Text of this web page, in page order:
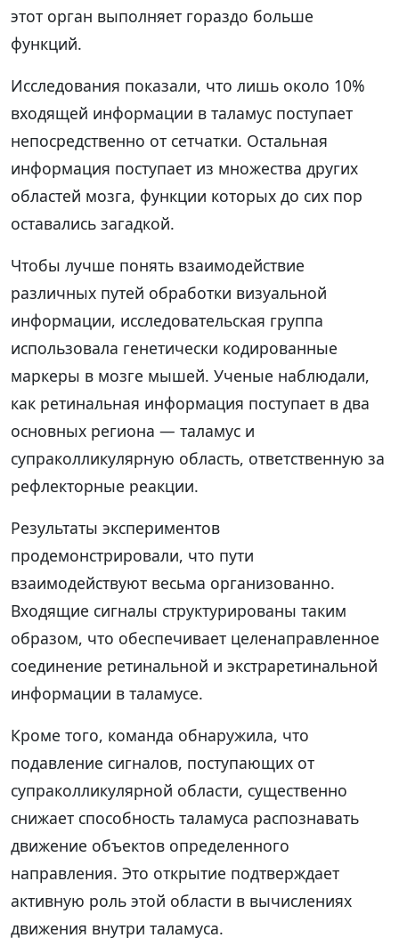
этот орган выполняет гораздо больше
функций.
Исследования показали, что лишь около 10%
входящей информации в таламус поступает
непосредственно от сетчатки. Остальная
информация поступает из множества других
областей мозга, функции которых до сих пор
оставались загадкой.
Чтобы лучше понять взаимодействие
различных путей обработки визуальной
информации, исследовательская группа
использовала генетически кодированные
маркеры в мозге мышей. Ученые наблюдали,
как ретинальная информация поступает в два
основных региона — таламус и
супраколликулярную область, ответственную за
рефлекторные реакции.
Результаты экспериментов
продемонстрировали, что пути
взаимодействуют весьма организованно.
Входящие сигналы структурированы таким
образом, что обеспечивает целенаправленное
соединение ретинальной и экстраретинальной
информации в таламусе.
Кроме того, команда обнаружила, что
подавление сигналов, поступающих от
супраколликулярной области, существенно
снижает способность таламуса распознавать
движение объектов определенного
направления. Это открытие подтверждает
активную роль этой области в вычислениях
движения внутри таламуса.